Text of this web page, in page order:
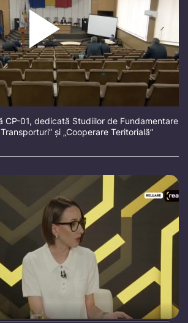
CP-01, dedicată Studiilor de Fundamentare
și „Cooperare Teritorială”